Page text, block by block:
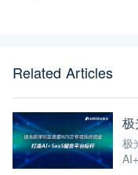
Related Articles
极